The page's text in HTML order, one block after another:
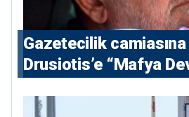
Gazetecilik camiasına
⁠Drusiotis’e “Mafya